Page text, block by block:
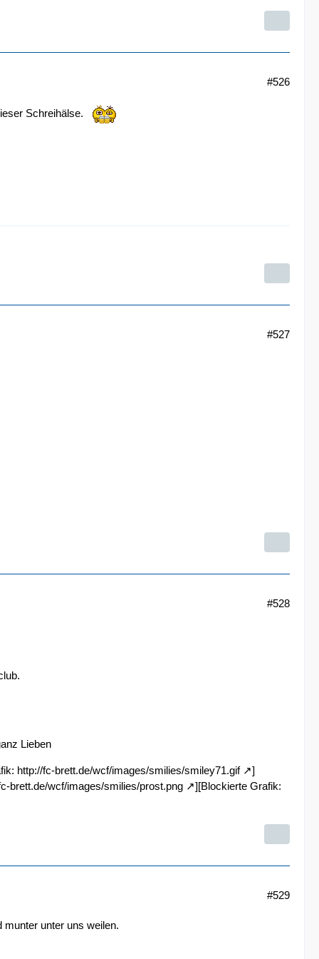
#526
Schreihälse.
#527
#528
Lieben
http://fc-brett.de/wcf/images/smilies/smiley71.gif
]
brett.de/wcf/images/smilies/prost.png
][Blockierte Grafik:
#529
unter uns weilen.